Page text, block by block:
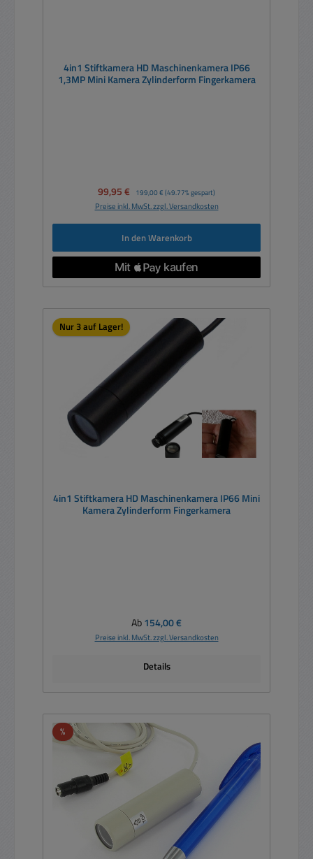
4in1 Stiftkamera HD Maschinenkamera IP66
1,3MP Mini Kamera Zylinderform Fingerkamera
Verkaufspreis:
99,95 € Regulärer Preis:
199,00 € (49.77% gespart)
Preise inkl. MwSt. zzgl. Versandkosten
In den Warenkorb
Nur 3 auf Lager!
4in1 Stiftkamera HD Maschinenkamera IP66 Mini
Kamera Zylinderform Fingerkamera
Regulärer Preis:
Ab154,00 €
Preise inkl. MwSt. zzgl. Versandkosten
Details
%Rabatt